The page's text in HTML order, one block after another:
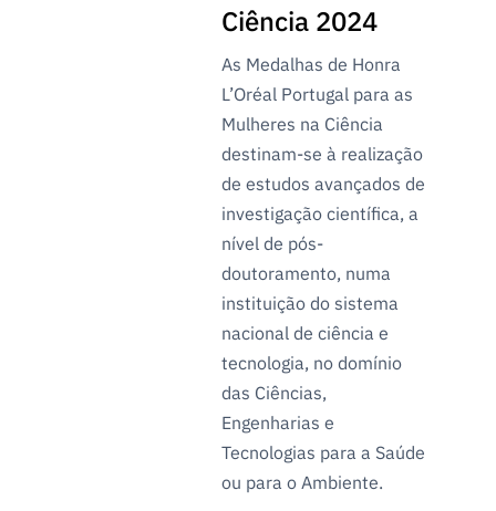
Ciência 2024
As Medalhas de Honra
L’Oréal Portugal para as
Mulheres na Ciência
destinam-se à realização
de estudos avançados de
investigação científica, a
nível de pós-
doutoramento, numa
instituição do sistema
nacional de ciência e
tecnologia, no domínio
das Ciências,
Engenharias e
Tecnologias para a Saúde
ou para o Ambiente.